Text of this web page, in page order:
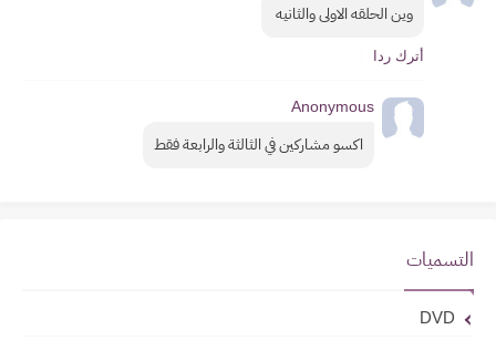
وين الحلقه الاولى والثانيه
أترك ردا
Anonymous
اكسو مشاركين في الثالثة والرابعة فقط
التسميات
DVD